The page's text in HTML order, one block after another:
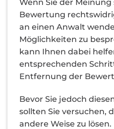
Wenn Sie der Meinung
Bewertung
an einen Anwalt
Möglichkeiten zu
kann Ihnen dabei
entsprechenden
Entfernung der
Bevor Sie jedoch
sollten Sie versuchen,
andere Weise zu